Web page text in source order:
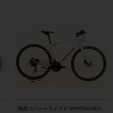
美品 スペシャライズド SPECIALIZED